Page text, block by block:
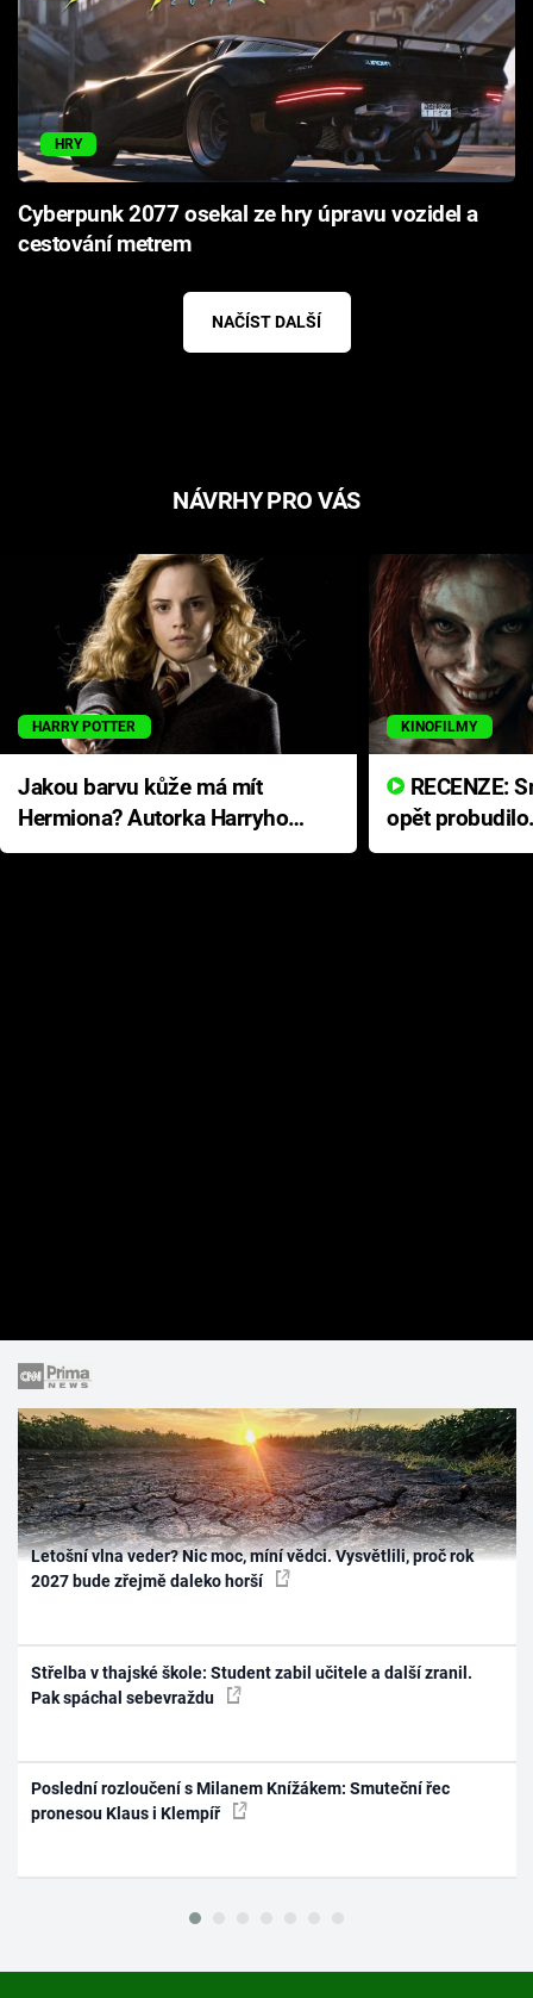
HRY
Cyberpunk 2077 osekal ze hry úpravu vozidel a
cestování metrem
NAČÍST DALŠÍ
NÁVRHY PRO VÁS
HARRY POTTER
Jakou barvu kůže má mít
Hermiona? Autorka Harryho
Pottera přišla s ráznou
KINOFILMY
opět
přichází s
Letošní vlna veder? Nic moc, míní vědci. Vysvětlili, proč rok
2027 bude zřejmě daleko horší
Střelba v thajské škole: Student zabil učitele a další zranil.
Pak spáchal sebevraždu
Poslední rozloučení s Milanem Knížákem: Smuteční řec
pronesou Klaus i Klempíř